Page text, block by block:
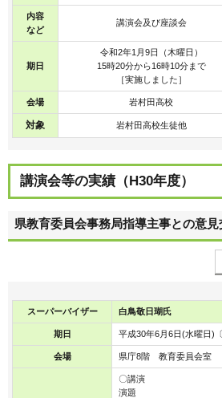
内容
など
講演会及び座談会
期日
令和2年1月9日（木曜日）
15時20分から16時10分まで
［実施しました］
会場 岩村田高校
対象 岩村田高校生徒他
講演会等の実績（H30年度）
県教育委員会事務局指導主事との意見
スーパーバイザー 白鳥敬日瑚氏
期日 平成30年6月6日(水曜日)
会場 県庁8階 教育委員会室
〇講演
演題